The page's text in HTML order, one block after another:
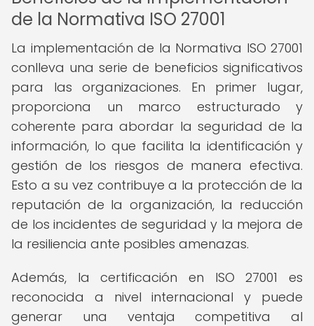
de la Normativa ISO 27001
La implementación de la Normativa ISO 27001
conlleva una serie de beneficios significativos
para las organizaciones. En primer lugar,
proporciona un marco estructurado y
coherente para abordar la seguridad de la
información, lo que facilita la identificación y
gestión de los riesgos de manera efectiva.
Esto a su vez contribuye a la protección de la
reputación de la organización, la reducción
de los incidentes de seguridad y la mejora de
la resiliencia ante posibles amenazas.
Además, la certificación en ISO 27001 es
reconocida a nivel internacional y puede
generar una ventaja competitiva al